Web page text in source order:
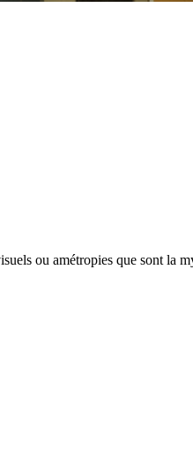
ou amétropies que sont la